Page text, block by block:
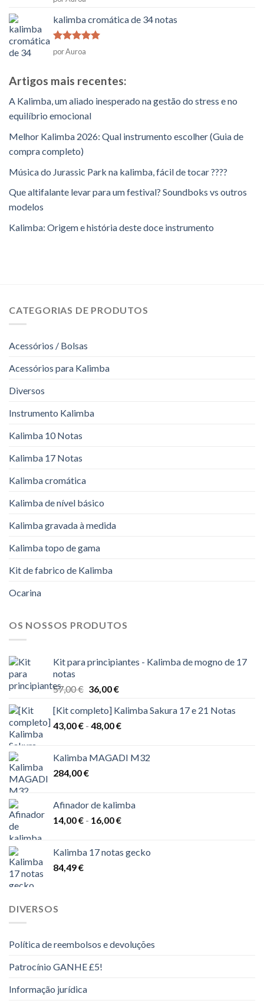
como
5kalimba cromática de 34 notas
Classificado
como
por Auroa
Artigos mais recentes:
A Kalimba, um aliado inesperado na gestão do stress e no
equilíbrio emocional
Melhor Kalimba 2026: Qual instrumento escolher (Guia de
compra completo)
Música do Jurassic Park na kalimba, fácil de tocar ????
Que altifalante levar para um festival? Soundboks vs outros
modelos
Kalimba: Origem e história deste doce instrumento
CATEGORIAS DE PRODUTOS
Acessórios / Bolsas
Acessórios para Kalimba
Diversos
Instrumento Kalimba
Kalimba 10 Notas
Kalimba 17 Notas
Kalimba cromática
Kalimba de nível básico
Kalimba gravada à medida
Kalimba topo de gama
Kit de fabrico de Kalimba
Ocarina
OS NOSSOS PRODUTOS
Kit para principiantes - Kalimba de mogno de 17
notas
57,00€ O
original
era:
36,00€O
atual
é:
[Kit completo] Kalimba Sakura 17 e 21 Notas
43,00€ - 48,00€Gama
43,00 €
Kalimba MAGADI M32
284,00€
Afinador de kalimba
14,00€ - 16,00€Gama
14,00 €
Kalimba 17 notas gecko
84,49€
DIVERSOS
Política de reembolsos e devoluções
Patrocínio GANHE £5!
Informação jurídica